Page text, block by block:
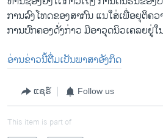
ການລົງໂທດຂອງສາກົນ ແນໃສ່ເພື່ອຍຸຕິຄ
ການປົກຄອງດັ່ງກ່າວ ມີອາວຸດນິວເຄລຍຢູ່
ອ່ານຂ່າວນີ້ຕື່ມເປັນພາສາອັງກິດ
ແຊຣ໌ Follow us
This item is part of